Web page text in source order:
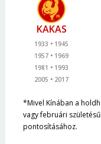
KAKAS
1933
1945
1957
1969
1981
1993
2005
2017
*Mivel Kínában a
vagy februári
pontosításához.